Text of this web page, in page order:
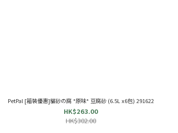
PetPal [箱裝優惠]貓砂の腐 *原味* 豆腐砂 (6.5L x6包) 291622
HK$263.00
HK$302.00